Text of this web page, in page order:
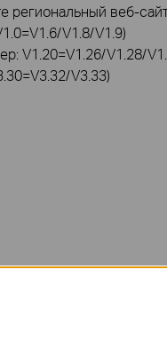
региональный веб-
V1.8/V1.9)
V1.20=V1.26/V1.28/
V3.33)